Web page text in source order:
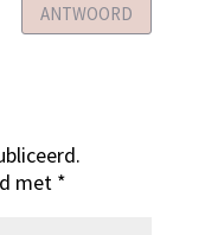
ANTWOORD
met *